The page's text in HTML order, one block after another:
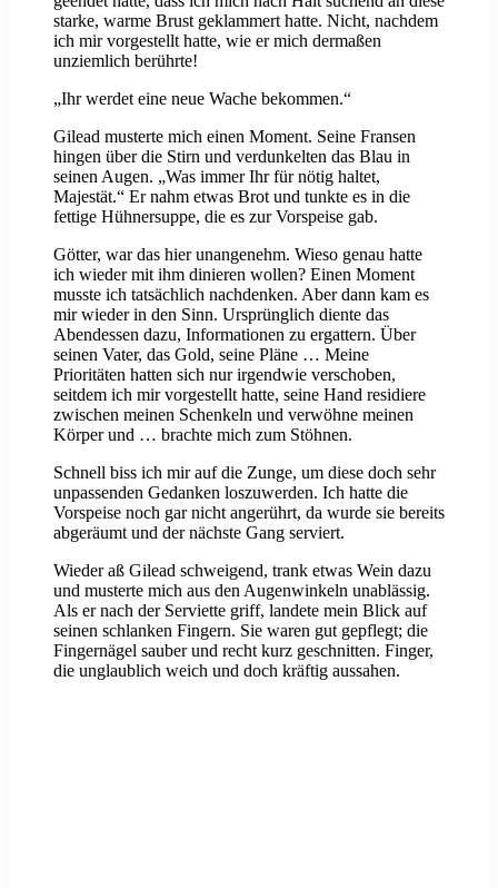
starke, warme Brust geklammert hatte. Nicht, nachdem
ich mir vorgestellt hatte, wie er mich dermaßen
unziemlich berührte!
„Ihr werdet eine neue Wache bekommen.“
Gilead musterte mich einen Moment. Seine Fransen
hingen über die Stirn und verdunkelten das Blau in
seinen Augen. „Was immer Ihr für nötig haltet,
Majestät.“ Er nahm etwas Brot und tunkte es in die
fettige Hühnersuppe, die es zur Vorspeise gab.
Götter, war das hier unangenehm. Wieso genau hatte
ich wieder mit ihm dinieren wollen? Einen Moment
musste ich tatsächlich nachdenken. Aber dann kam es
mir wieder in den Sinn. Ursprünglich diente das
Abendessen dazu, Informationen zu ergattern. Über
seinen Vater, das Gold, seine Pläne … Meine
Prioritäten hatten sich nur irgendwie verschoben,
seitdem ich mir vorgestellt hatte, seine Hand residiere
zwischen meinen Schenkeln und verwöhne meinen
Körper und … brachte mich zum Stöhnen.
Schnell biss ich mir auf die Zunge, um diese doch sehr
unpassenden Gedanken loszuwerden. Ich hatte die
Vorspeise noch gar nicht angerührt, da wurde sie bereits
abgeräumt und der nächste Gang serviert.
Wieder aß Gilead schweigend, trank etwas Wein dazu
und musterte mich aus den Augenwinkeln unablässig.
Als er nach der Serviette griff, landete mein Blick auf
seinen schlanken Fingern. Sie waren gut gepflegt; die
Fingernägel sauber und recht kurz geschnitten. Finger,
die unglaublich weich und doch kräftig aussahen.